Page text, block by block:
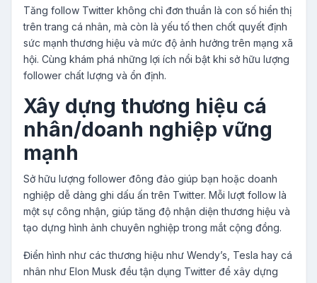
Tăng follow Twitter không chỉ đơn thuần là con số hiển thị
trên trang cá nhân, mà còn là yếu tố then chốt quyết định
sức mạnh thương hiệu và mức độ ảnh hưởng trên mạng xã
hội. Cùng khám phá những lợi ích nổi bật khi sở hữu lượng
follower chất lượng và ổn định.
Xây dựng thương hiệu cá
nhân/doanh nghiệp vững
mạnh
Sở hữu lượng follower đông đảo giúp bạn hoặc doanh
nghiệp dễ dàng ghi dấu ấn trên Twitter. Mỗi lượt follow là
một sự công nhận, giúp tăng độ nhận diện thương hiệu và
tạo dựng hình ảnh chuyên nghiệp trong mắt cộng đồng.
Điển hình như các thương hiệu như Wendy’s, Tesla hay cá
nhân như Elon Musk đều tận dụng Twitter để xây dựng